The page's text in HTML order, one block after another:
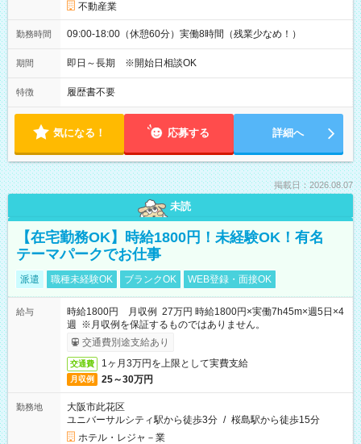
不動産業
勤務時間 09:00-18:00（休憩60分）実働8時間（残業少なめ！）
期間 即日～長期 ※開始日相談OK
特徴 履歴書不要
気になる！ 応募する 詳細へ
掲載日：2026.08.07
未読
【在宅勤務OK】時給1800円！未経験OK！有名
テーマパークでお仕事
派遣 職種未経験OK ブランクOK WEB登録・面接OK
給与
時給1800円 月収例 27万円 時給1800円×実働7h45m×週5日×4
週 ※月収例を保証するものではありません。
交通費別途支給あり
交通費 1ヶ月3万円を上限として実費支給
月収例 25～30万円
勤務地
大阪市此花区
ユニバーサルシティ駅から徒歩3分 / 桜島駅から徒歩15分
ホテル・レジャ－業